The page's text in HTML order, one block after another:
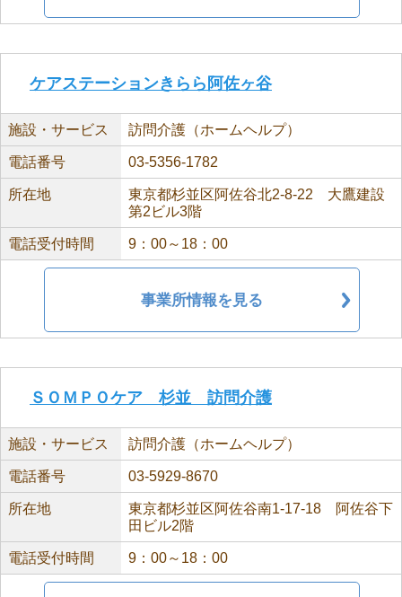
ケアステーションきらら阿佐ヶ谷
施設・サービス 訪問介護（ホームヘルプ）
電話番号 03-5356-1782
所在地
東京都杉並区阿佐谷北2-8-22 大鷹建設
第2ビル3階
電話受付時間 9：00～18：00
事業所情報を見る
ＳＯＭＰＯケア 杉並 訪問介護
施設・サービス 訪問介護（ホームヘルプ）
電話番号 03-5929-8670
所在地
東京都杉並区阿佐谷南1-17-18 阿佐谷下
田ビル2階
電話受付時間 9：00～18：00